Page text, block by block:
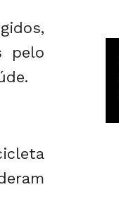
pelo